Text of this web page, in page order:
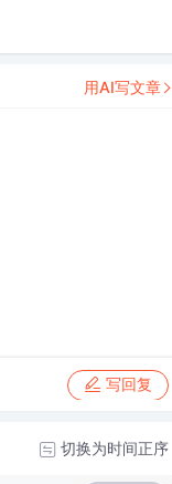
写回复
用AI写文章
切换为时间正序